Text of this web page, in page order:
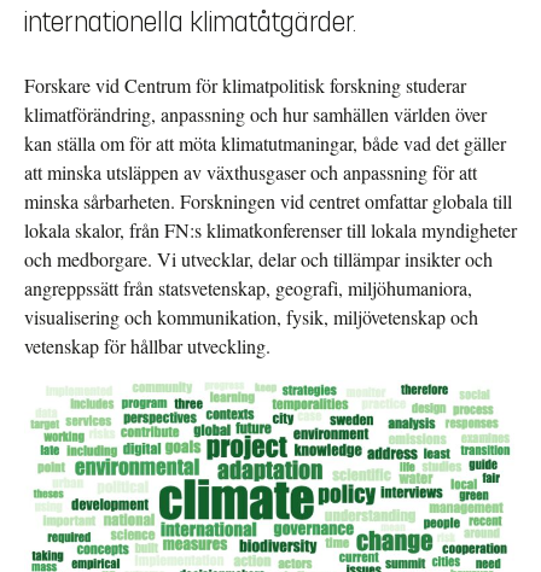
internationella klimatåtgärder.
Forskare vid Centrum för klimatpolitisk forskning studerar
klimatförändring, anpassning och hur samhällen världen över
kan ställa om för att möta klimatutmaningar, både vad det gäller
att minska utsläppen av växthusgaser och anpassning för att
minska sårbarheten. Forskningen vid centret omfattar globala till
lokala skalor, från FN:s klimatkonferenser till lokala myndigheter
och medborgare. Vi utvecklar, delar och tillämpar insikter och
angreppssätt från statsvetenskap, geografi, miljöhumaniora,
visualisering och kommunikation, fysik, miljövetenskap och
vetenskap för hållbar utveckling.